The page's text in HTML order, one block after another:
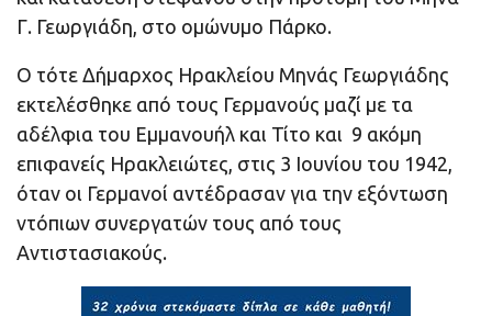
Γ. Γεωργιάδη, στο ομώνυμο Πάρκο.
Ο τότε Δήμαρχος Ηρακλείου Μηνάς Γεωργιάδης
εκτελέσθηκε από τους Γερμανούς μαζί με τα
αδέλφια του Εμμανουήλ και Τίτο και 9 ακόμη
επιφανείς Ηρακλειώτες, στις 3 Ιουνίου του 1942,
όταν οι Γερμανοί αντέδρασαν για την εξόντωση
ντόπιων συνεργατών τους από τους
Αντιστασιακούς.